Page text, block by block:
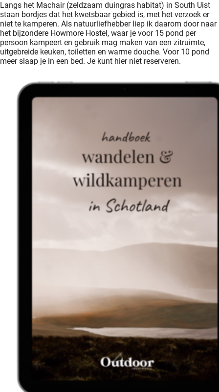
Langs het Machair (zeldzaam duingras habitat) in South Uist
staan bordjes dat het kwetsbaar gebied is, met het verzoek er
niet te kamperen. Als natuurliefhebber liep ik daarom door naar
het bijzondere Howmore Hostel, waar je voor 15 pond per
persoon kampeert en gebruik mag maken van een zitruimte,
uitgebreide keuken, toiletten en warme douche. Voor 10 pond
meer slaap je in een bed. Je kunt hier niet reserveren.